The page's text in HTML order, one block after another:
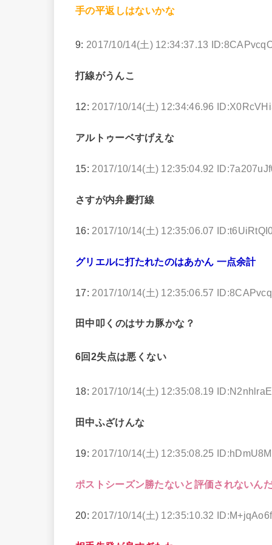
手の平返しはないかな
9: 2017/10/14(土) 12:34:37.13
打線がうんこ
12: 2017/10/14(土) 12:34:46.96
アルトゥーベすげえな
15: 2017/10/14(土) 12:35:04.92
さすが内弁慶打線
16: 2017/10/14(土) 12:35:06.07
グリエルに打たれたのはあかん 一点余計
17: 2017/10/14(土) 12:35:06.57
田中叩くのはサカ豚かな？
6回2失点は悪くない
18: 2017/10/14(土) 12:35:08.19
田中ふざけんな
19: 2017/10/14(土) 12:35:08.25
ポストシーズン勝たないと評価されないん
20: 2017/10/14(土) 12:35:10.32